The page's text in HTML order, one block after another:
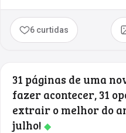
6 curtidas
31 páginas de uma
fazer acontecer, 31
extrair o melhor do
julho! ◆